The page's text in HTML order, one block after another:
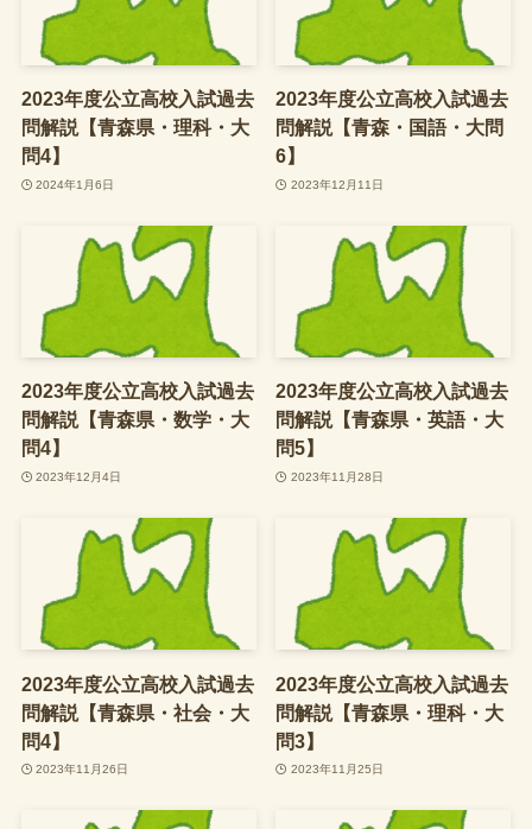
2023年度公立高校入試過去
問解説【青森県・理科・大
問4】
2024年1月6日
2023年度公立高校入試過去
問解説【青森・国語・大問
6】
2023年12月11日
2023年度公立高校入試過去
問解説【青森県・数学・大
問4】
2023年12月4日
2023年度公立高校入試過去
問解説【青森県・英語・大
問5】
2023年11月28日
2023年度公立高校入試過去
問解説【青森県・社会・大
問4】
2023年11月26日
2023年度公立高校入試過去
問解説【青森県・理科・大
問3】
2023年11月25日